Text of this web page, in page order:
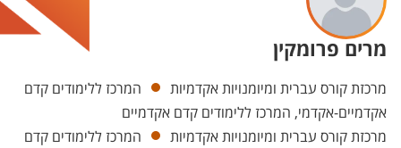
מרים פרומקין
יחידות
מרכזת קורס עברית ומיומנויות אקדמיות
המרכז ללימודים קדם
אקדמיים-אקדמי, המרכז ללימודים קדם אקדמיים
מרכזת קורס עברית ומיומנויות אקדמיות
המרכז ללימודים קדם